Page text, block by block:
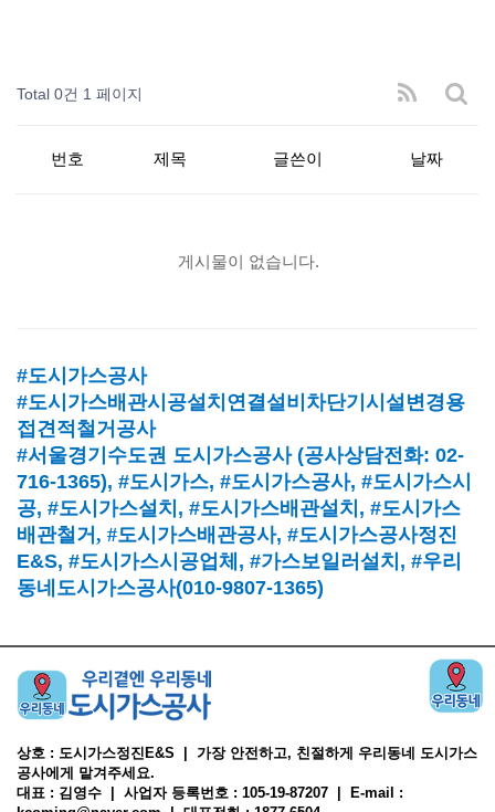
Total 0건 1 페이지
번호 제목 글쓴이 날짜
게시물이 없습니다.
#도시가스공사
#도시가스배관시공설치연결설비차단기시설변경용
접견적철거공사
#서울경기수도권 도시가스공사 (공사상담전화: 02-
716-1365), #도시가스, #도시가스공사, #도시가스시
공, #도시가스설치 , #도시가스배관설치 , #도시가스
배관철거, #도시가스배관공사, #도시가스공사정진
E&S, #도시가스시공업체 , #가스보일러설치 , #우리
동네도시가스공사(010-9807-1365)
상호 : 도시가스정진E&S | 가장 안전하고, 친절하게 우리동네 도시가스
공사에게 맡겨주세요.
대표 : 김영수 | 사업자 등록번호 : 105-19-87207 | E-mail :